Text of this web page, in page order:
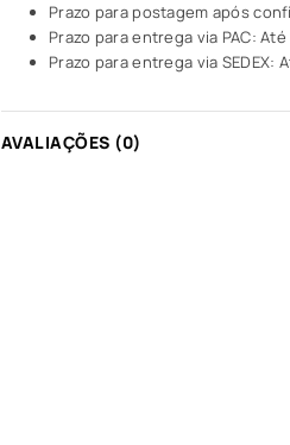
Prazo para postagem após
Prazo para entrega via PAC:
Prazo para entrega via SEDEX:
AVALIAÇÕES (0)